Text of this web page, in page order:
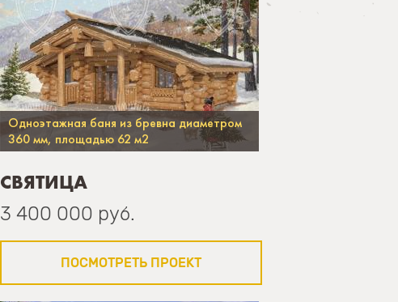
Одноэтажная баня из бревна диаметром
360 мм, площадью 62 м2
СВЯТИЦА
3 400 000 руб.
ПОСМОТРЕТЬ ПРОЕКТ